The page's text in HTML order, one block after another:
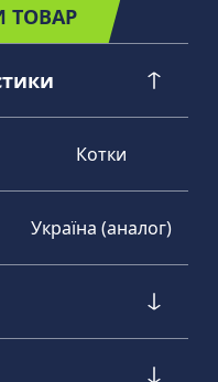
ТОВАР
Котки
Україна (аналог)